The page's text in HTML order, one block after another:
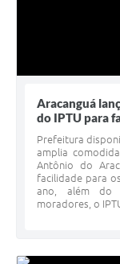
Aracanguá
do IPTU para
Prefeitura
amplia
Antônio do
facilidade para
ano, além do
moradores, o